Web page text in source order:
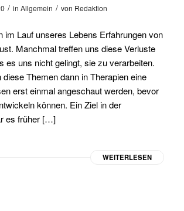
/ in Allgemein / von Redaktion
im Lauf unseres Lebens Erfahrungen von
Manchmal treffen uns diese Verluste
es uns nicht gelingt, sie zu verarbeiten.
Themen dann in Therapien eine
erst einmal angeschaut werden, bevor
können. Ein Ziel in der
es früher […]
WEITERLESEN